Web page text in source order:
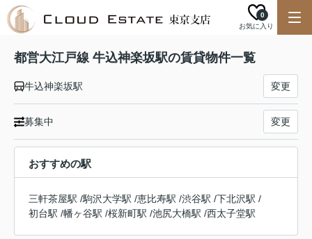
お気に入り
0
都営大江戸線 牛込神楽坂駅の賃貸物件一覧
牛込神楽坂駅 変更
募集中 変更
おすすめの駅
三軒茶屋駅 /駒沢大学駅 /恵比寿駅 /渋谷駅 /下北沢駅 /
初台駅 /幡ヶ谷駅 /桜新町駅 /池尻大橋駅 /西太子堂駅